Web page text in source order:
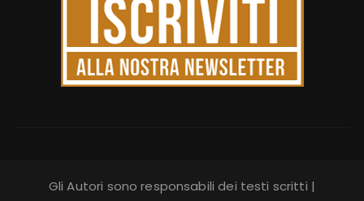
Gli Autori sono responsabili dei testi scritti |